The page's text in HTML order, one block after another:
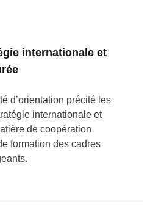
internationale et
d’orientation précité les
internationale et
de coopération
formation des cadres